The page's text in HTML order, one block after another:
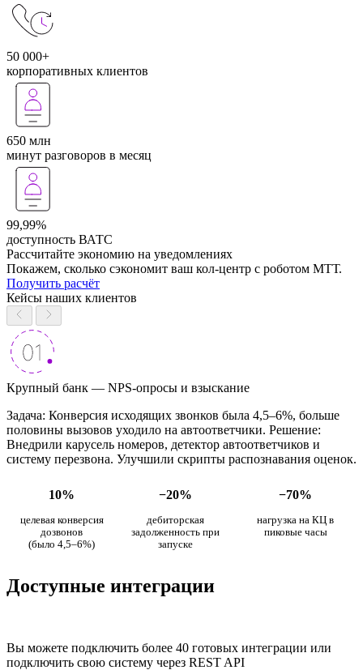
50 000+
корпоративных клиентов
650 млн
минут разговоров в месяц
99,99%
доступность ВАТС
Рассчитайте экономию на уведомлениях
Покажем, сколько сэкономит ваш кол-центр с роботом МТТ.
Получить расчёт
Кейсы наших клиентов
Крупный банк — NPS-опросы и взыскание
Задача: Конверсия исходящих звонков была 4,5–6%, больше
половины вызовов уходило на автоответчики. Решение:
Внедрили карусель номеров, детектор автоответчиков и
систему перезвона. Улучшили скрипты распознавания оценок.
10% −20% −70%
целевая конверсия
дозвонов
(было 4,5–6%)
дебиторская
задолженность при
запуске
нагрузка на КЦ в
пиковые часы
Доступные интеграции
Вы можете подключить более 40 готовых интеграции или
подключить свою систему через REST API